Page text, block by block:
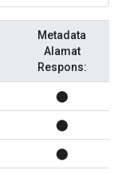
Metadata
Alamat
Respons:
⬤
⬤
⬤